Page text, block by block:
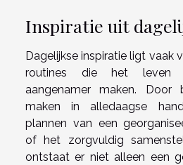
Inspiratie uit
Dagelijkse inspiratie ligt vaak
routines die het leven
aangenamer maken. Door
maken in alledaagse
plannen van een
of het zorgvuldig
ontstaat er niet alleen een